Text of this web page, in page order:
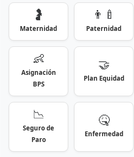
🤰
Maternidad
👨‍🍼
Paternidad
👶
Asignación
BPS
🤝
Plan Equidad
📉
Seguro de
Paro
🤒
Enfermedad